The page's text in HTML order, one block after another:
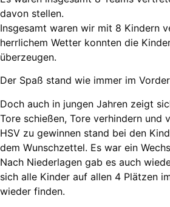
davon stellen.
Insgesamt waren wir mit 8 Kindern
herrlichem Wetter konnten die
überzeugen.
Der Spaß stand wie immer im
Doch auch in jungen Jahren zeigt
Tore schießen, Tore verhindern und
HSV zu gewinnen stand bei den
dem Wunschzettel. Es war ein
Nach Niederlagen gab es auch
sich alle Kinder auf allen 4 Plätzen
wieder finden.